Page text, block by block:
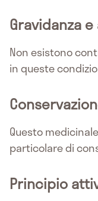
Gravidanza
Non esistono
in queste
Questo
particolare di
Principio